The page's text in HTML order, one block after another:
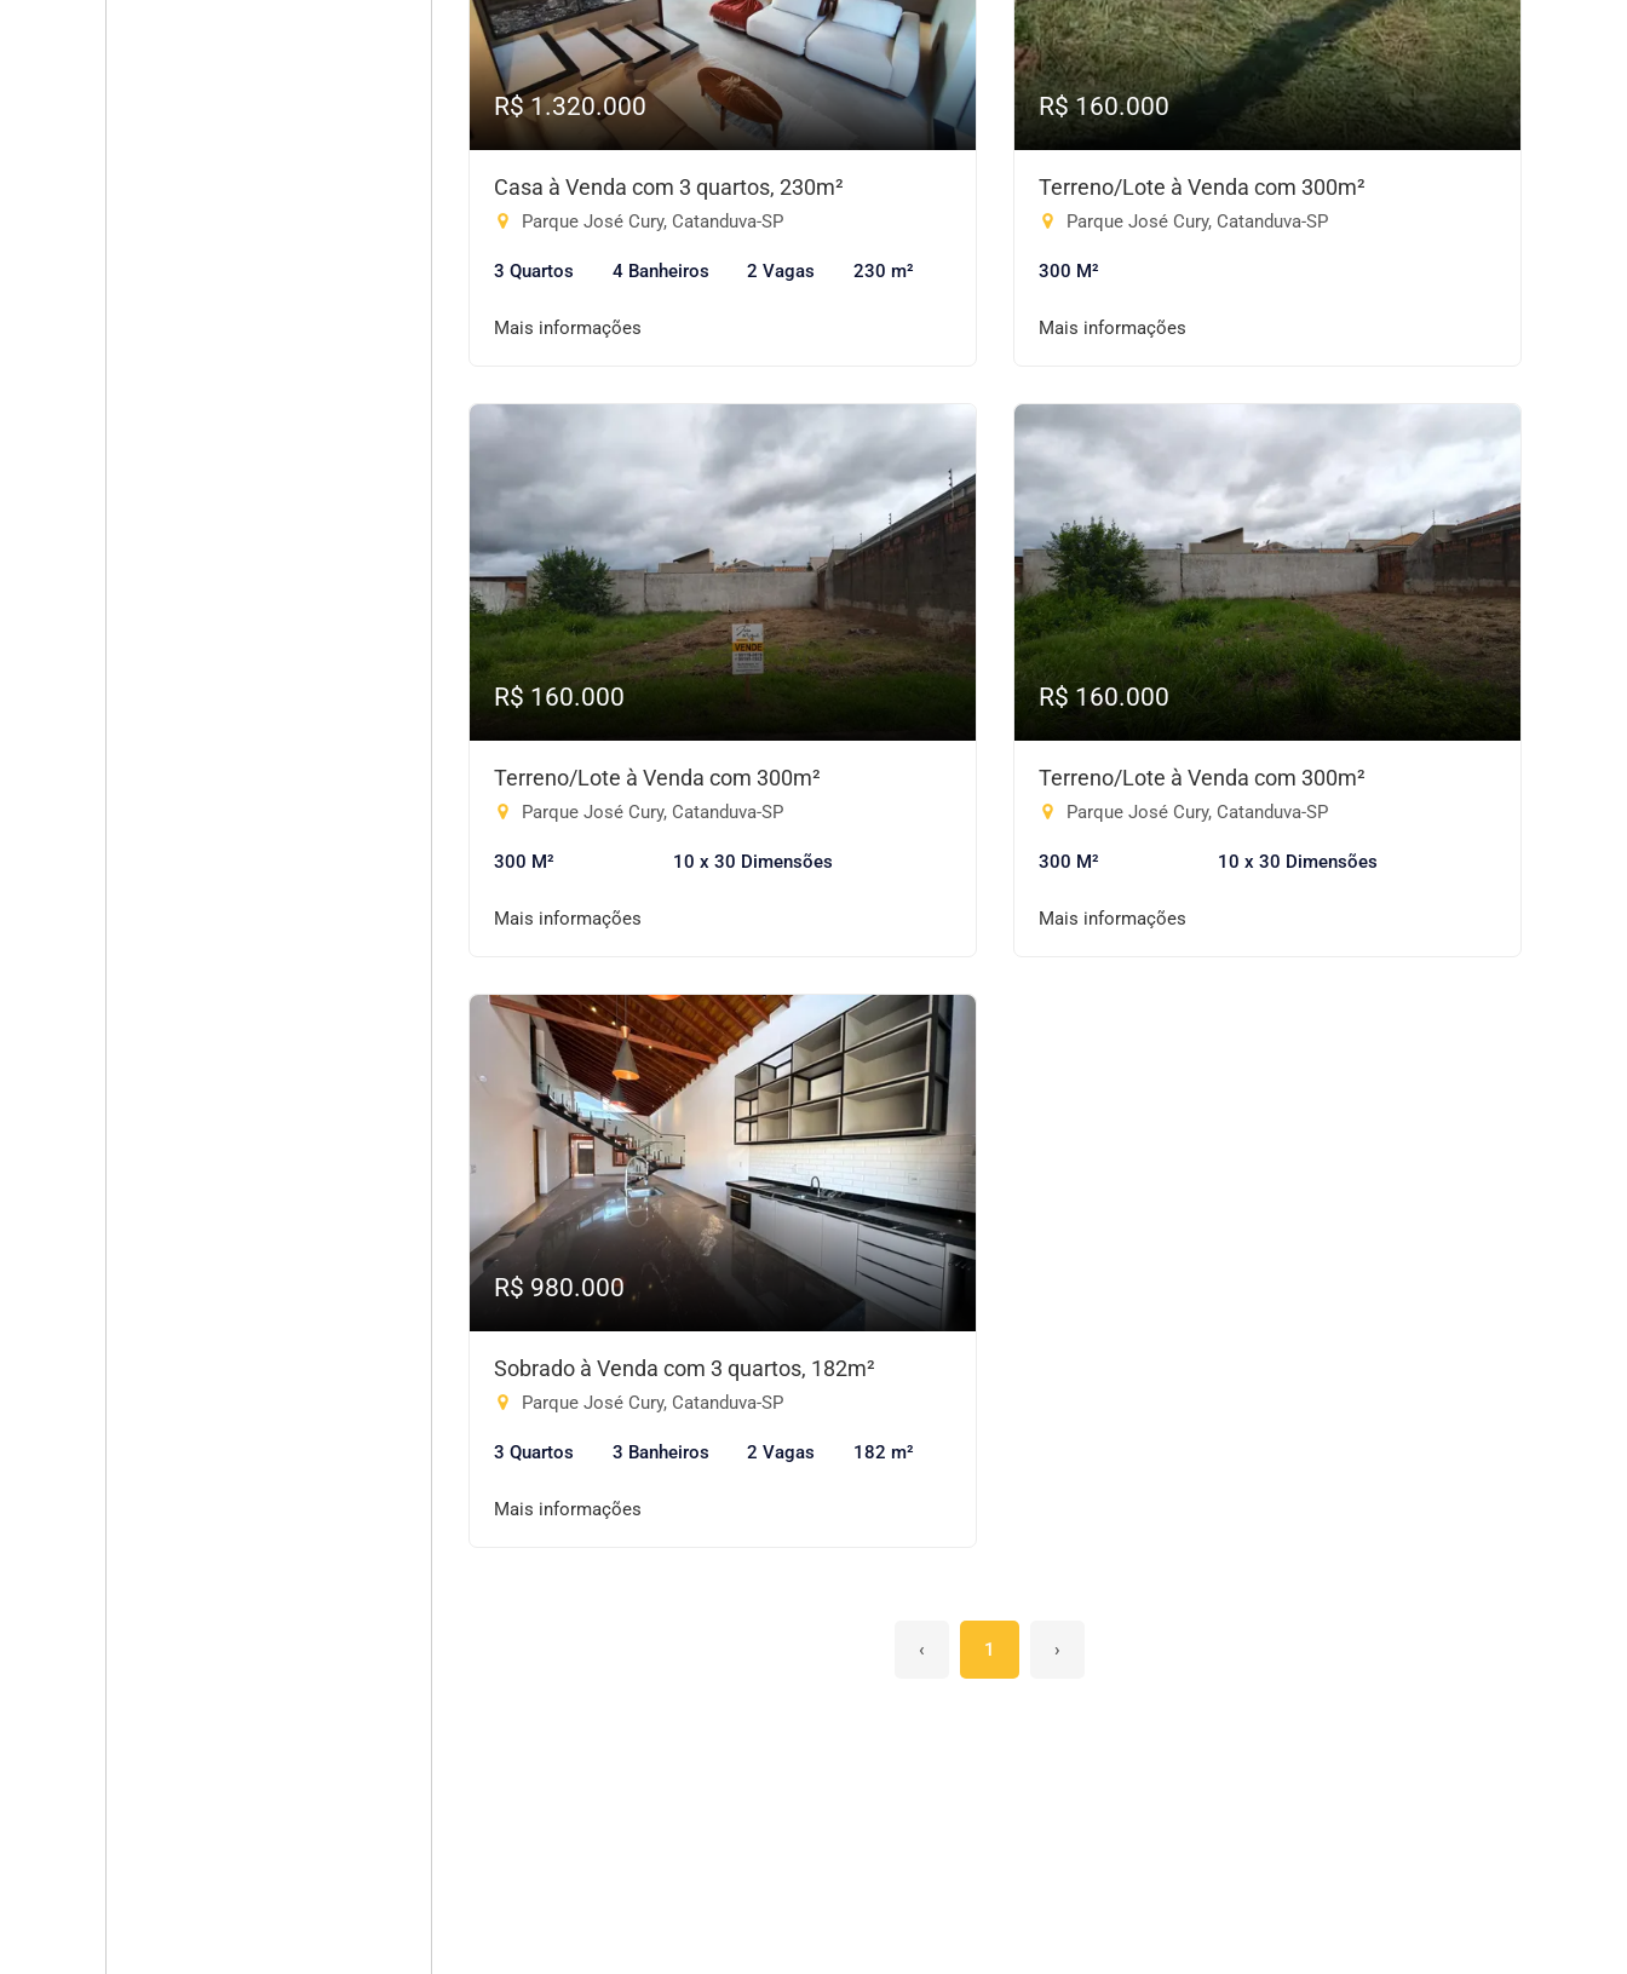
R$ 1.320.000
Casa à Venda com 3 quartos, 230m²
Parque José Cury, Catanduva-SP
3 Quartos 4 Banheiros 2 Vagas 230 m²
Mais informações
R$ 160.000
Terreno/Lote à Venda com 300m²
Parque José Cury, Catanduva-SP
300 M²
Mais informações
R$ 160.000
Terreno/Lote à Venda com 300m²
Parque José Cury, Catanduva-SP
300 M² 10 x 30 Dimensões
Mais informações
R$ 160.000
Terreno/Lote à Venda com 300m²
Parque José Cury, Catanduva-SP
300 M² 10 x 30 Dimensões
Mais informações
R$ 980.000
Sobrado à Venda com 3 quartos, 182m²
Parque José Cury, Catanduva-SP
3 Quartos 3 Banheiros 2 Vagas 182 m²
Mais informações
‹ 1 ›